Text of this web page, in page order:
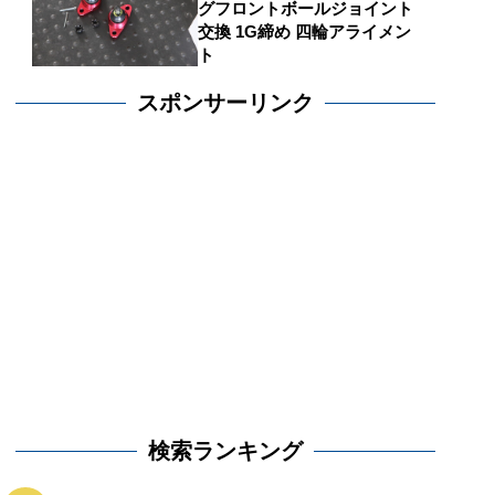
グフロントボールジョイント
交換 1G締め 四輪アライメン
ト
スポンサーリンク
検索ランキング